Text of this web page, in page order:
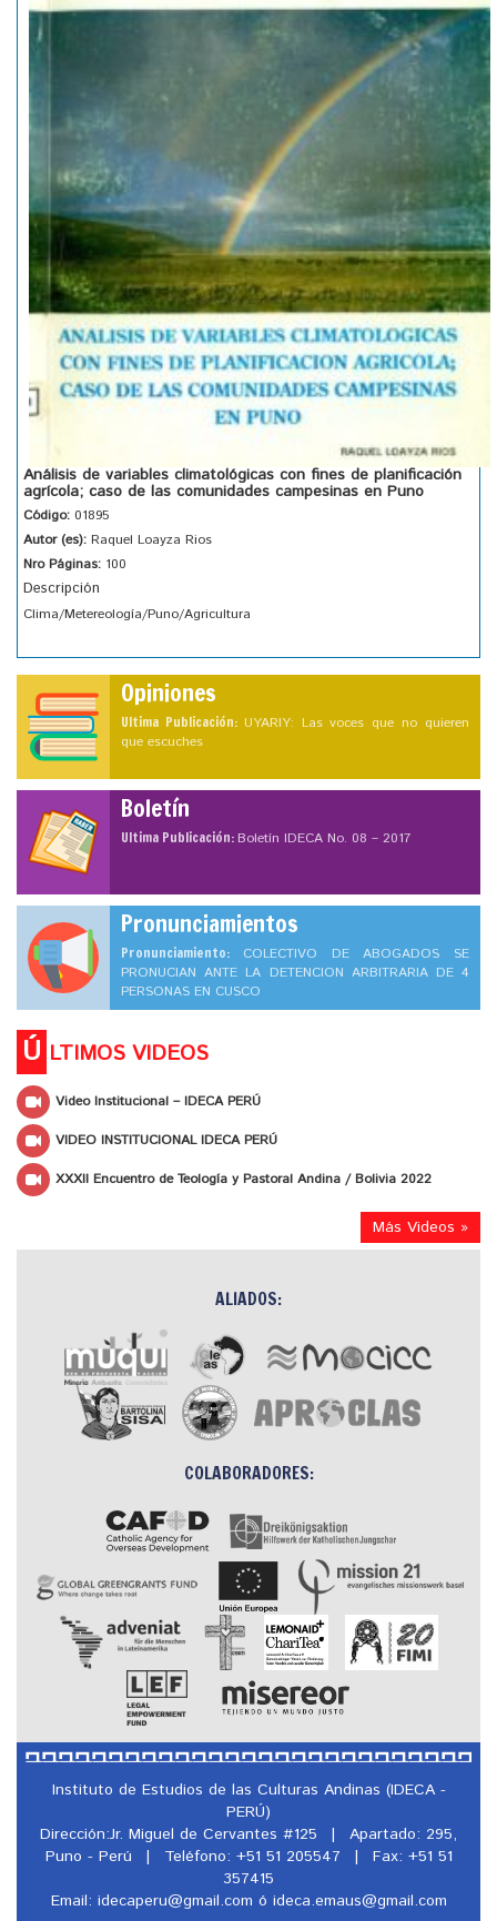
Análisis de variables climatológicas con fines de planificación
agrícola; caso de las comunidades campesinas en Puno
Código: 01895
Autor (es): Raquel Loayza Rios
Nro Páginas: 100
Descripción
Clima/Metereología/Puno/Agricultura
Opiniones
Ultima Publicación: UYARIY: Las voces que no quieren
que escuches
Boletín
Ultima Publicación:Boletín IDECA No. 08 – 2017
Pronunciamientos
Pronunciamiento: COLECTIVO DE ABOGADOS SE
PRONUCIAN ANTE LA DETENCION ARBITRARIA DE 4
PERSONAS EN CUSCO
Ú LTIMOS VIDEOS
Video Institucional – IDECA PERÚ
VIDEO INSTITUCIONAL IDECA PERÚ
XXXII Encuentro de Teología y Pastoral Andina / Bolivia 2022
Más Videos »
ALIADOS:
COLABORADORES:
Instituto de Estudios de las Culturas Andinas (IDECA -
PERÚ)
Dirección:Jr. Miguel de Cervantes #125
|
Apartado: 295,
Puno - Perú
| Teléfono: +51 51 205547 |
Fax: +51 51
357415
Email: idecaperu@gmail.com ó ideca.emaus@gmail.com